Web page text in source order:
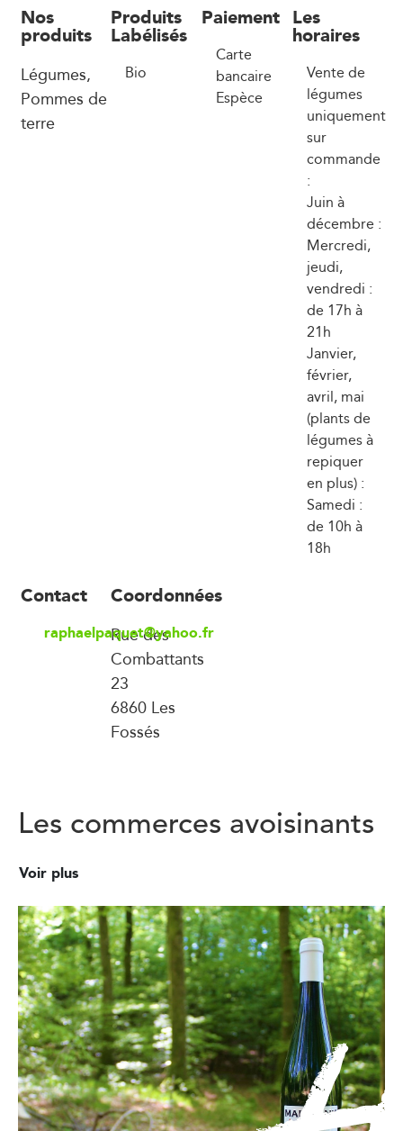
Nos
produits
Légumes,
Pommes de
terre
Produits
Labélisés
Bio
Paiement
Carte
bancaire
Espèce
Les
horaires
Vente de
légumes
uniquement
sur
commande
:
Juin à
décembre :
Mercredi,
jeudi,
vendredi :
de 17h à
21h
Janvier,
février,
avril, mai
(plants de
légumes à
repiquer
en plus) :
Samedi :
de 10h à
18h
Contact
raphaelpaquet@yahoo.fr
Coordonnées
Rue des
Combattants
23
6860 Les
Fossés
Les commerces avoisinants
Voir plus